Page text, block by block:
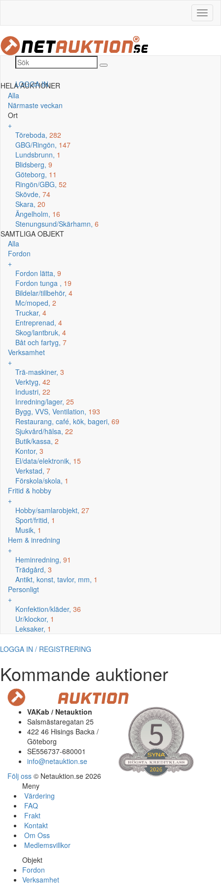
LOGGA IN
HELA AUKTIONER
Alla
Närmaste veckan
Ort
+
Töreboda, 282
GBG/Ringön, 147
Lundsbrunn, 1
Blidsberg, 9
Göteborg, 11
Ringön/GBG, 52
Skövde, 74
Skara, 20
Ängelholm, 16
Stenungsund/Skärhamn, 6
SAMTLIGA OBJEKT
Alla
Fordon
+
Fordon lätta, 9
Fordon tunga , 19
Bildelar/tillbehör, 4
Mc/moped, 2
Truckar, 4
Entreprenad, 4
Skog/lantbruk, 4
Båt och fartyg, 7
Verksamhet
+
Trä-maskiner, 3
Verktyg, 42
Industri, 22
Inredning/lager, 25
Bygg, VVS, Ventilation, 193
Restaurang, café, kök, bageri, 69
Sjukvård/hälsa, 22
Butik/kassa, 2
Kontor, 3
El/data/elektronik, 15
Verkstad, 7
Förskola/skola, 1
Fritid & hobby
+
Hobby/samlarobjekt, 27
Sport/fritid, 1
Musik, 1
Hem & inredning
+
Heminredning, 91
Trädgård, 3
Antikt, konst, tavlor, mm, 1
Personligt
+
Konfektion/kläder, 36
Ur/klockor, 1
Leksaker, 1
LOGGA IN / REGISTRERING
Kommande auktioner
VAKab / Netauktion
Salsmästaregatan 25
422 46 Hisings Backa /
Göteborg
SE556737-680001
info@netauktion.se
Följ oss © Netauktion.se 2026
Meny
Värdering
FAQ
Frakt
Kontakt
Om Oss
Medlemsvillkor
Objekt
Fordon
Verksamhet